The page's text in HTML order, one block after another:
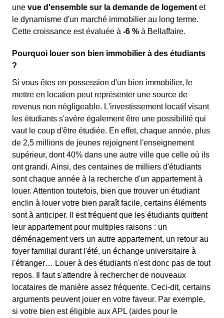
une vue d'ensemble sur la demande de logement et
le dynamisme d'un marché immobilier au long terme.
Cette croissance est évaluée à -6 % à Bellaffaire.
Pourquoi louer son bien immobilier à des étudiants
?
Si vous êtes en possession d'un bien immobilier, le
mettre en location peut représenter une source de
revenus non négligeable. L'investissement locatif visant
les étudiants s'avère également être une possibilité qui
vaut le coup d'être étudiée. En effet, chaque année, plus
de 2,5 millions de jeunes rejoignent l'enseignement
supérieur, dont 40% dans une autre ville que celle où ils
ont grandi. Ainsi, des centaines de milliers d'étudiants
sont chaque année à la recherche d'un appartement à
louer. Attention toutefois, bien que trouver un étudiant
enclin à louer votre bien paraît facile, certains éléments
sont à anticiper. Il est fréquent que les étudiants quittent
leur appartement pour multiples raisons : un
déménagement vers un autre appartement, un retour au
foyer familial durant l'été, un échange universitaire à
l'étranger… Louer à des étudiants n'est donc pas de tout
repos. Il faut s'attendre à rechercher de nouveaux
locataires de manière assez fréquente. Ceci-dit, certains
arguments peuvent jouer en votre faveur. Par exemple,
si votre bien est éligible aux APL (aides pour le